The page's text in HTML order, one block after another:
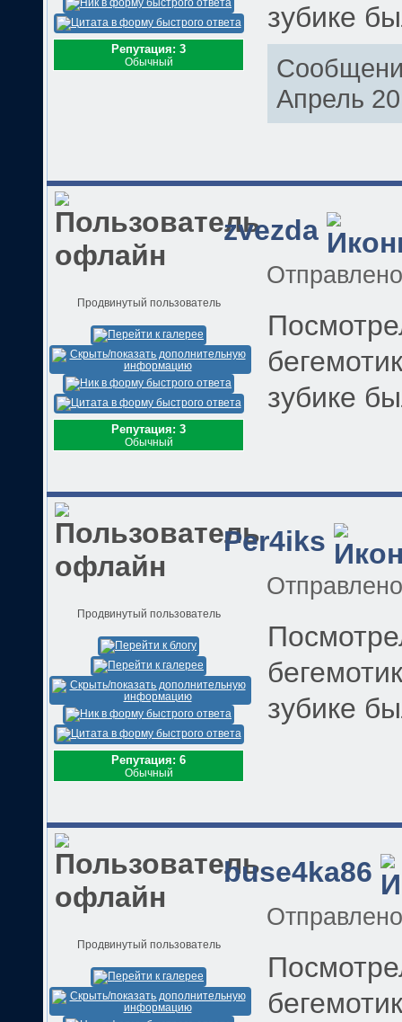
Репутация: 3
Обычный
зубике
Апрель
zvezda
Продвинутый пользователь
Репутация: 3
Обычный
зубике
Per4iks
Продвинутый пользователь
Репутация: 6
Обычный
зубике
buse4ka86
Продвинутый пользователь